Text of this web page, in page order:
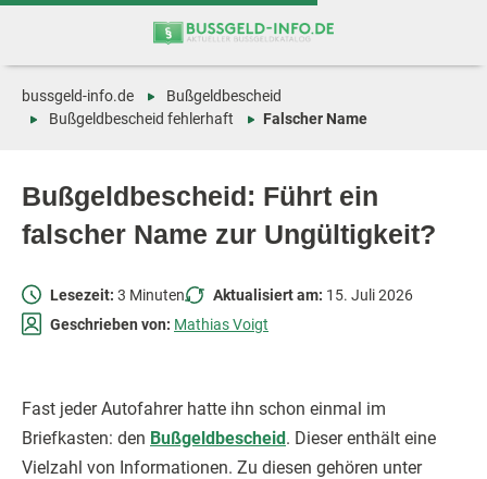
Zum
Zur
Bußgeldbescheid: Führt ein
falscher Name zur Ungültigkeit?
bussgeld-info.de
Bußgeldbescheid
Bußgeldbescheid fehlerhaft
Falscher Name
Lesezeit: 3 Minuten Aktualisiert am: 15. Juli 2026
Geschrieben von: Mathias Voigt
Fast jeder Autofahrer hatte ihn schon einmal im
Briefkasten: den Bußgeldbescheid. Dieser enthält eine
Vielzahl von Informationen. Zu diesen gehören unter